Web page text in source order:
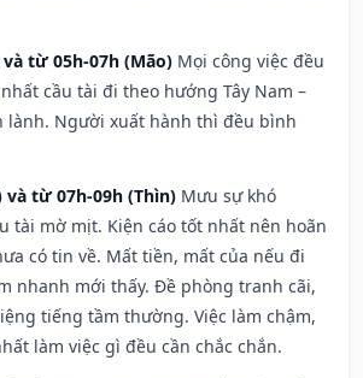
từ 05h-07h (Mão) Mọi công việc đều
cầu tài đi theo hướng Tây Nam –
lành. Người xuất hành thì đều bình
và từ 07h-09h (Thìn) Mưu sự khó
tài mờ mịt. Kiện cáo tốt nhất nên hoãn
có tin về. Mất tiền, mất của nếu đi
nhanh mới thấy. Đề phòng tranh cãi,
tiếng tầm thường. Việc làm chậm,
làm việc gì đều cần chắc chắn.